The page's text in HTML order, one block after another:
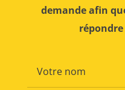
demande afin